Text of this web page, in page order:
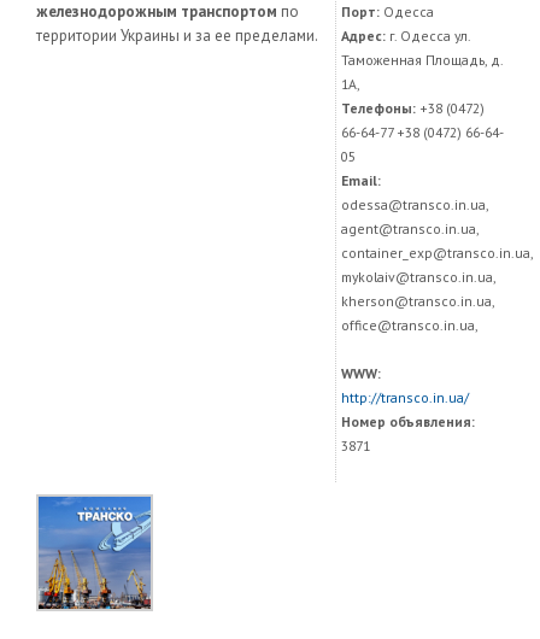
железнодорожным транспортом по
территории Украины и за ее пределами.
Порт:Одесса
Адрес:г. Одесса ул.
Таможенная Площадь, д.
1А,
Телефоны:+38 (0472)
66-64-77 +38 (0472) 66-64-
05
Email:
odessa@transco.in.ua,
agent@transco.in.ua,
container_exp@transco.in.ua,
mykolaiv@transco.in.ua,
kherson@transco.in.ua,
office@transco.in.ua,
WWW:
http://transco.in.ua/
Номер объявления:
3871